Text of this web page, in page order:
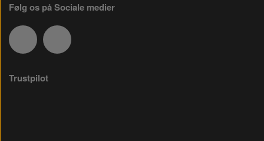
Følg os på Sociale medier
Trustpilot